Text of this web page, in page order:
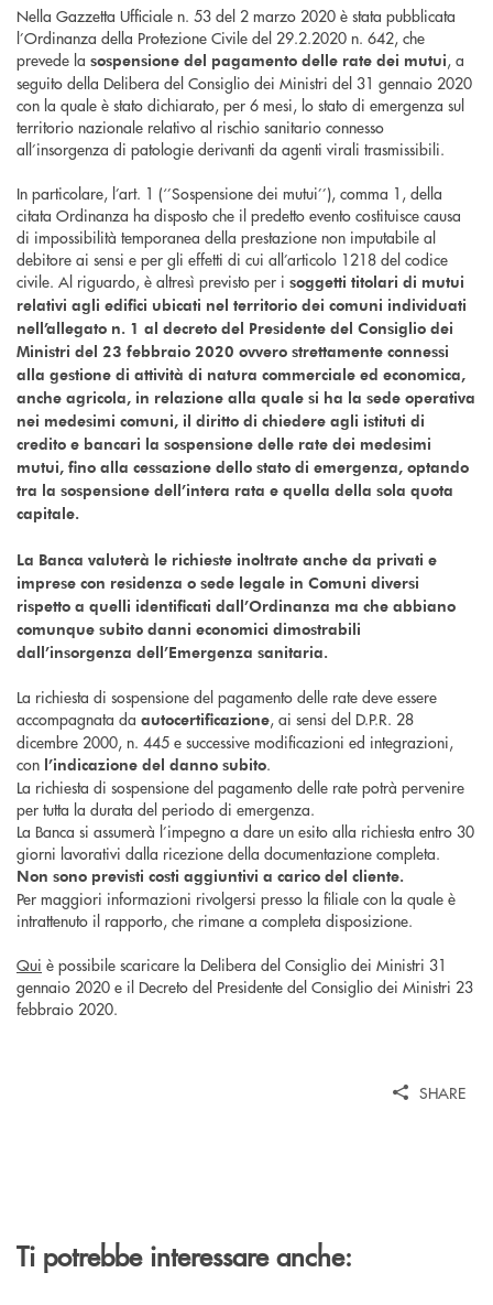
Nella Gazzetta Ufficiale n. 53 del 2 marzo 2020 è stata pubblicata
l’Ordinanza della Protezione Civile del 29.2.2020 n. 642, che
prevede la sospensione del pagamento delle rate dei mutui, a
seguito della Delibera del Consiglio dei Ministri del 31 gennaio 2020
con la quale è stato dichiarato, per 6 mesi, lo stato di emergenza sul
territorio nazionale relativo al rischio sanitario connesso
all’insorgenza di patologie derivanti da agenti virali trasmissibili.
In particolare, l’art. 1 (‘’Sospensione dei mutui’’), comma 1, della
citata Ordinanza ha disposto che il predetto evento costituisce causa
di impossibilità temporanea della prestazione non imputabile al
debitore ai sensi e per gli effetti di cui all’articolo 1218 del codice
civile. Al riguardo, è altresì previsto per i soggetti titolari di mutui
relativi agli edifici ubicati nel territorio dei comuni individuati
nell’allegato n. 1 al decreto del Presidente del Consiglio dei
Ministri del 23 febbraio 2020 ovvero strettamente connessi
alla gestione di attività di natura commerciale ed economica,
anche agricola, in relazione alla quale si ha la sede operativa
nei medesimi comuni, il diritto di chiedere agli istituti di
credito e bancari la sospensione delle rate dei medesimi
mutui, fino alla cessazione dello stato di emergenza, optando
tra la sospensione dell’intera rata e quella della sola quota
capitale.
La Banca valuterà le richieste inoltrate anche da privati e
imprese con residenza o sede legale in Comuni diversi
rispetto a quelli identificati dall’Ordinanza ma che abbiano
comunque subito danni economici dimostrabili
dall’insorgenza dell’Emergenza sanitaria.
La richiesta di sospensione del pagamento delle rate deve essere
accompagnata da autocertificazione, ai sensi del D.P.R. 28
dicembre 2000, n. 445 e successive modificazioni ed integrazioni,
con l’indicazione del danno subito.
La richiesta di sospensione del pagamento delle rate potrà pervenire
per tutta la durata del periodo di emergenza.
La Banca si assumerà l’impegno a dare un esito alla richiesta entro 30
giorni lavorativi dalla ricezione della documentazione completa.
Non sono previsti costi aggiuntivi a carico del cliente.
Per maggiori informazioni rivolgersi presso la filiale con la quale è
intrattenuto il rapporto, che rimane a completa disposizione.
Qui è possibile scaricare la Delibera del Consiglio dei Ministri 31
gennaio 2020 e il Decreto del Presidente del Consiglio dei Ministri 23
febbraio 2020.
SHARE
Ti potrebbe interessare anche: